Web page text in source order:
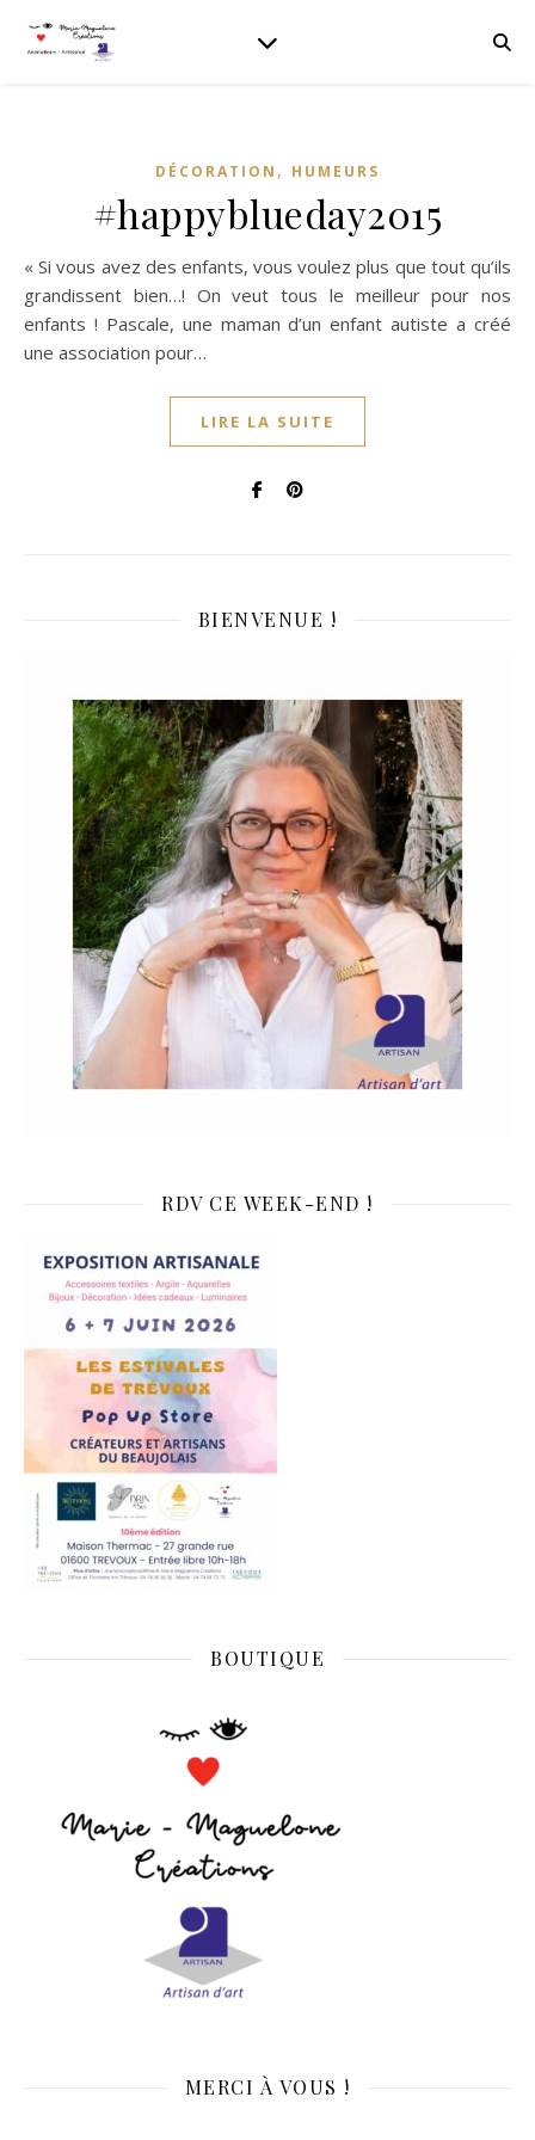
DÉCORATION , HUMEURS
#happyblueday2015
« Si vous avez des enfants, vous voulez plus que tout qu’ils
grandissent bien…! On veut tous le meilleur pour nos
enfants ! Pascale, une maman d’un enfant autiste a créé
une association pour…
LIRE LA SUITE
BIENVENUE !
RDV CE WEEK-END !
BOUTIQUE
MERCI À VOUS !